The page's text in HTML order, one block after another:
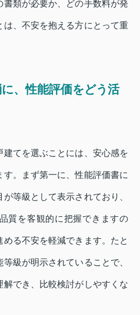
書類が必要か、どの手数料が発
、不安を抱える方にとって重
、性能評価をどう活
てを選ぶことには、安心感を
。まず第一に、性能評価書に
等級として表示されており、
質を客観的に把握できますの
る不安を軽減できます。たと
級が明示されていることで、
でき、比較検討がしやすくな